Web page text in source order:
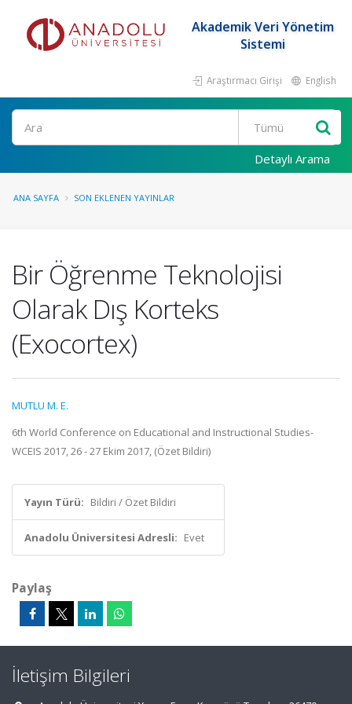
Akademik Veri Yönetim
Sistemi
Araştırmacı Girişi English
Ara
Detaylı Arama
ANA SAYFA SON EKLENEN YAYINLAR
Bir Öğrenme Teknolojisi
Olarak Dış Korteks
(Exocortex)
MUTLU M. E.
6th World Conference on Educational and Instructional Studies-
WCEIS 2017, 26 - 27 Ekim 2017, (Özet Bildiri)
Yayın Türü: Bildiri / Özet Bildiri
Anadolu Üniversitesi Adresli: Evet
Paylaş
İletişim Bilgileri